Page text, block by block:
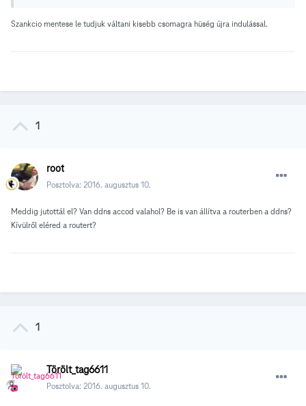
Szankcio mentese le tudjuk váltani kisebb csomagra hüség újra indulással.
1
root
Posztolva: 2016. augusztus 10.
Meddig jutottál el? Van ddns accod valahol? Be is van állítva a routerben a ddns?
Kívülről eléred a routert?
1
Törölt_tag6611
Posztolva: 2016. augusztus 10.